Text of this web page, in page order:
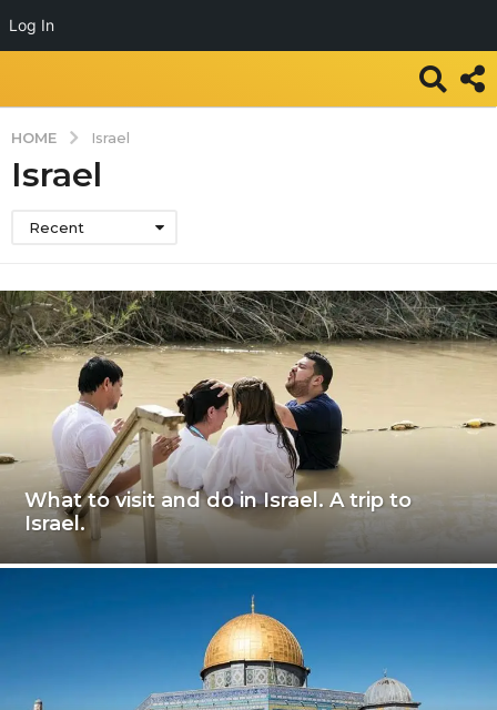
Log In
HOME Israel
Israel
Recent
What to visit and do in Israel. A trip to
Israel.